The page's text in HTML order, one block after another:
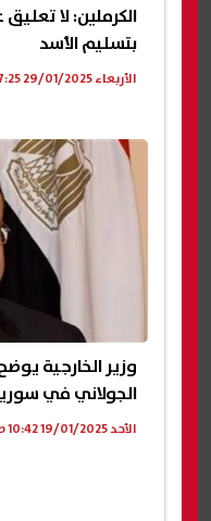
الكرملين: لا
بتسليم الأسد
الأربعاء 29/01/2025 07:25 م
وزير الخارجية
الجولاني في
الأحد 19/01/2025 10:42 ص